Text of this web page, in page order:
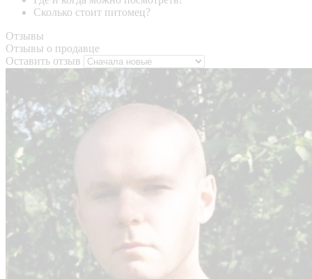
Сколько стоит питомец?
Отзывы
Отзывы о продавце
Оставить отзыв